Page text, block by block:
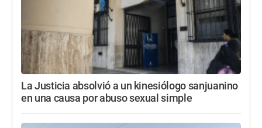
La Justicia absolvió a un kinesiólogo sanjuanino
en una causa por abuso sexual simple